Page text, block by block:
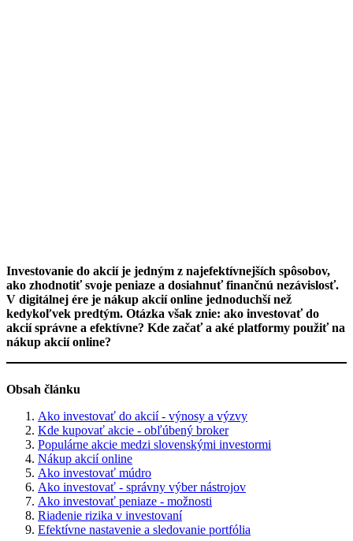
Investovanie do akcií je jedným z najefektívnejších spôsobov,
ako zhodnotiť svoje peniaze a dosiahnuť finančnú nezávislosť.
V digitálnej ére je nákup akcií online jednoduchší než
kedykoľvek predtým. Otázka však znie: ako investovať do
akcií správne a efektívne? Kde začať a aké platformy použiť na
nákup akcií online?
Obsah článku
Ako investovať do akcií - výnosy a výzvy
Kde kupovať akcie - obľúbený broker
Populárne akcie medzi slovenskými investormi
Nákup akcií online
Ako investovať múdro
Ako investovať - správny výber nástrojov
Ako investovať peniaze - možnosti
Riadenie rizika v investovaní
Efektívne nastavenie a sledovanie portfólia